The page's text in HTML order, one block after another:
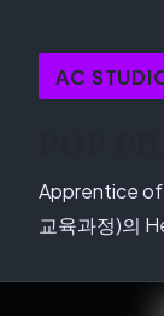
AC
Apprentice of
교육과정)의